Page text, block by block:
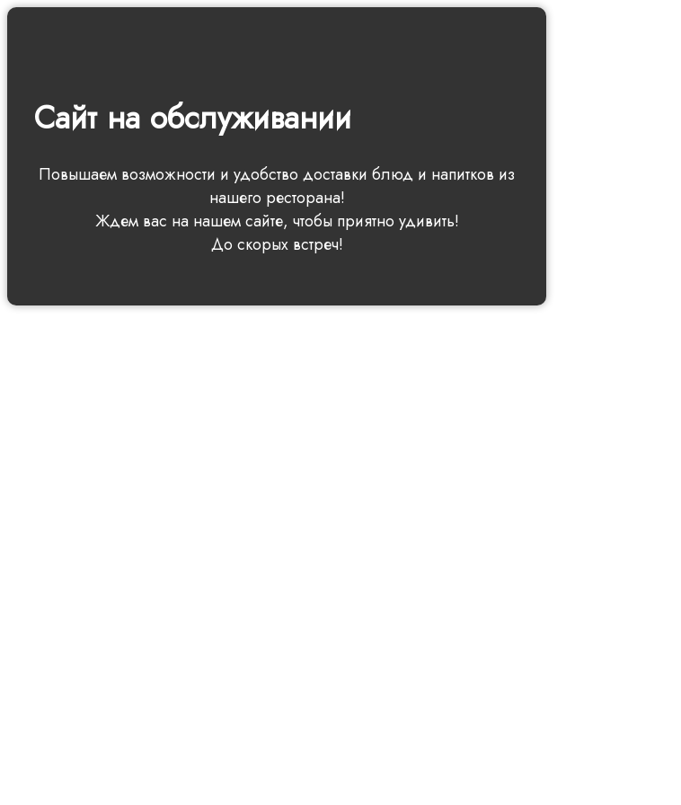
Сайт на обслуживании
Повышаем возможности и удобство доставки блюд и напитков из
нашего ресторана!
Ждем вас на нашем сайте, чтобы приятно удивить!
До скорых встреч!